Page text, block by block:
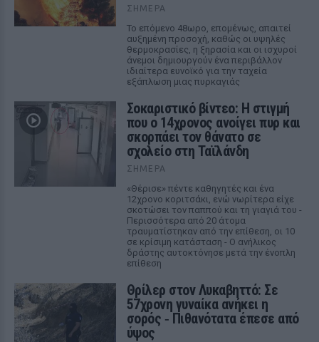
ΣΉΜΕΡΑ
Το επόμενο 48ωρο, επομένως, απαιτεί
αυξημένη προσοχή, καθώς οι υψηλές
θερμοκρασίες, η ξηρασία και οι ισχυροί
άνεμοι δημιουργούν ένα περιβάλλον
ιδιαίτερα ευνοϊκό για την ταχεία
εξάπλωση μιας πυρκαγιάς
Σοκαριστικό βίντεο: Η στιγμή
που ο 14χρονος ανοίγει πυρ και
σκορπάει τον θάνατο σε
σχολείο στη Ταϊλάνδη
ΣΉΜΕΡΑ
«Θέρισε» πέντε καθηγητές και ένα
12χρονο κοριτσάκι, ενώ νωρίτερα είχε
σκοτώσει τον παππού και τη γιαγιά του -
Περισσότερα από 20 άτομα
τραυματίστηκαν από την επίθεση, οι 10
σε κρίσιμη κατάσταση - Ο ανήλικος
δράστης αυτοκτόνησε μετά την ένοπλη
επίθεση
Θρίλερ στον Λυκαβηττό: Σε
57χρονη γυναίκα ανήκει η
σορός ‑ Πιθανότατα έπεσε από
ύψος